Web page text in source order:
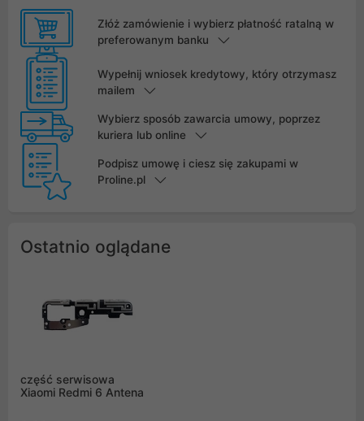
Złóż zamówienie i wybierz płatność ratalną w
preferowanym banku
Wypełnij wniosek kredytowy, który otrzymasz
mailem
Wybierz sposób zawarcia umowy, poprzez
kuriera lub online
Podpisz umowę i ciesz się zakupami w
Proline.pl
Ostatnio oglądane
część serwisowa
Xiaomi Redmi 6 Antena